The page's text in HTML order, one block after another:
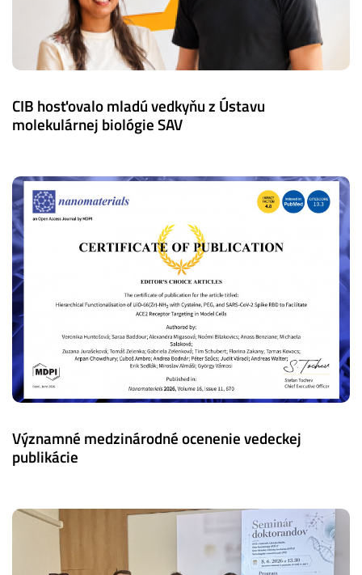
CIB hosťovalo mladú vedkyňu z Ústavu
molekulárnej biológie SAV
Významné medzinárodné ocenenie vedeckej
publikácie